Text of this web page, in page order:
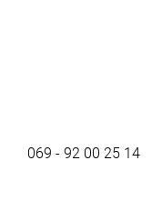
069 - 92 00 25 14